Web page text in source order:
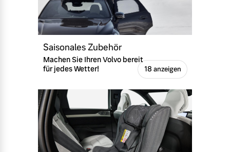
Mehr erfahren
Versicherung
Saisonales Zubehör
Machen Sie Ihren Volvo bereit
für jedes Wetter!
18 anzeigen